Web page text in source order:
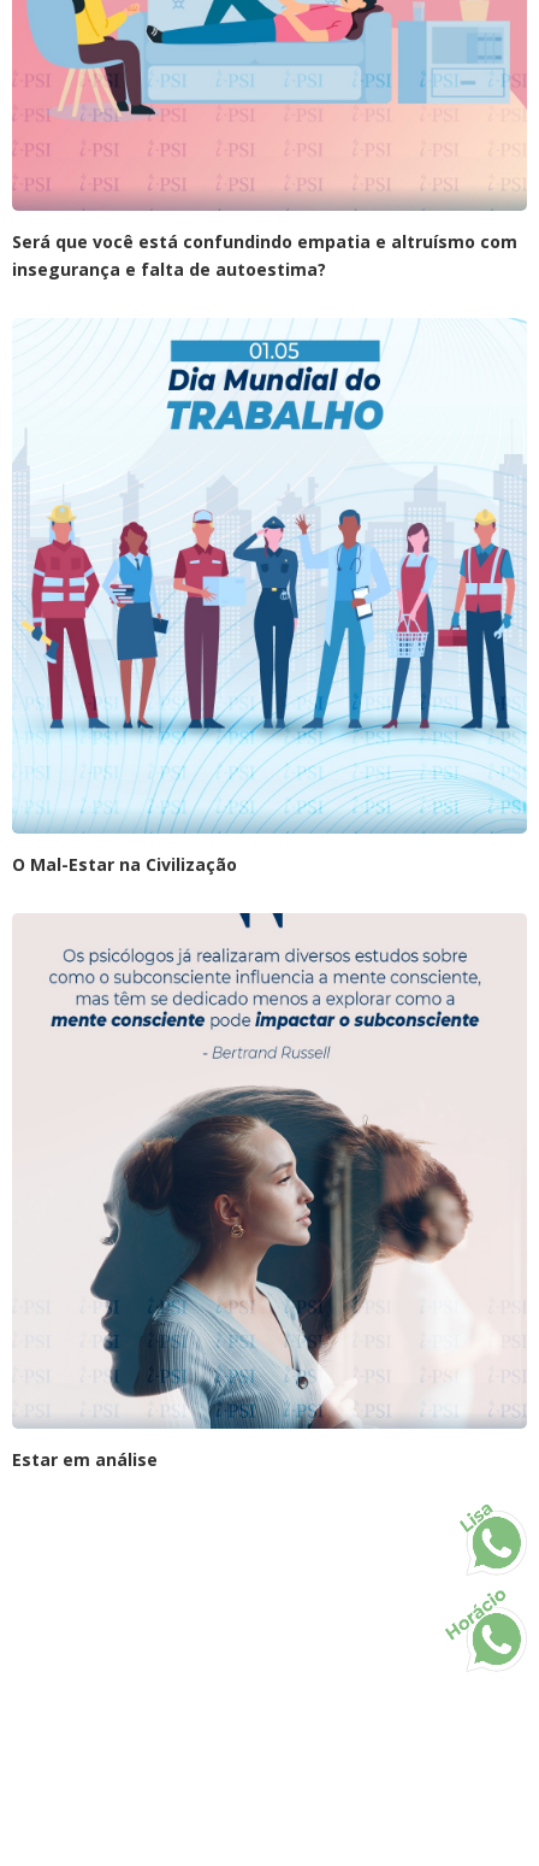
Será que você está confundindo empatia e altruísmo com
insegurança e falta de autoestima?
O Mal-Estar na Civilização
Estar em análise